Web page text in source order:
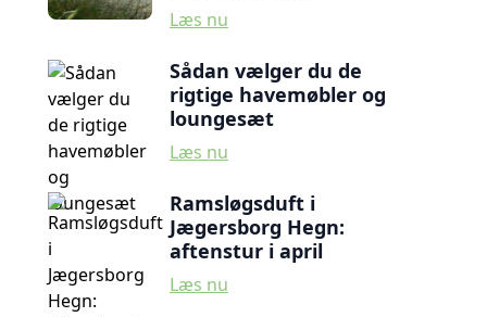
Læs nu
Sådan vælger du de
rigtige havemøbler og
loungesæt
Læs nu
Ramsløgsduft i
Jægersborg Hegn:
aftenstur i april
Læs nu